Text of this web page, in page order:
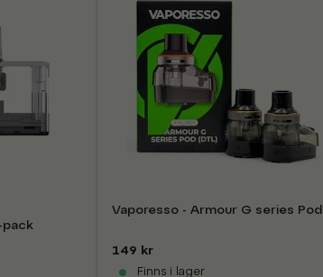
pack
Vaporesso - Armour G series Pod
149 kr
Finns i lager